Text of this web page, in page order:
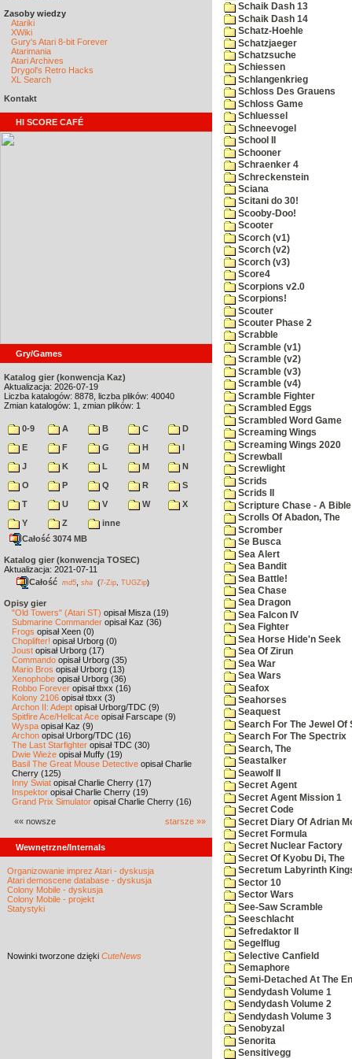
Zasoby wiedzy
Atariki
XWiki
Gury's Atari 8-bit Forever
Atarimania
Atari Archives
Drygol's Retro Hacks
XL Search
Kontakt
HI SCORE CAFÉ
Gry/Games
Katalog gier (konwencja Kaz)
Aktualizacja: 2026-07-19
Liczba katalogów: 8878, liczba plików: 40040
Zmian katalogów: 1, zmian plików: 1
0-9 A B C
D
E
F G H
I
J
K L M
N
O
P Q R
S
T
U V W
X
Y
Z
inne
Całość 3074 MB
Katalog gier (konwencja TOSEC)
Aktualizacja: 2021-07-11
Całość md5 sha (7-Zip TUGZip)
Opisy gier
"Old Towers" (Atari ST) opisał Misza (19)
Submarine Commander opisał Kaz (36)
Frogs opisał Xeen (0)
Choplifter! opisał Urborg (0)
Joust opisał Urborg (17)
Commando opisał Urborg (35)
Mario Bros opisał Urborg (13)
Xenophobe opisał Urborg (36)
Robbo Forever opisał tbxx (16)
Kolony 2106 opisał tbxx (3)
Archon II: Adept opisał Urborg/TDC (9)
Spitfire Ace/Hellcat Ace opisał Farscape (9)
Wyspa opisał Kaz (9)
Archon opisał Urborg/TDC (16)
The Last Starfighter opisał TDC (30)
Dwie Wieże opisał Muffy (19)
Basil The Great Mouse Detective opisał Charlie
Cherry (125)
Inny Świat opisał Charlie Cherry (17)
Inspektor opisał Charlie Cherry (19)
Grand Prix Simulator opisał Charlie Cherry (16)
«« nowsze starsze »»
Wewnętrzne/Internals
Organizowanie imprez Atari - dyskusja
Atari demoscene database - dyskusja
Colony Mobile - dyskusja
Colony Mobile - projekt
Statystyki
Nowinki tworzone dzięki CuteNews
Schaik Dash 13
Schaik Dash 14
Schatz-Hoehle
Schatzjaeger
Schatzsuche
Schiessen
Schlangenkrieg
Schloss Des Grauens
Schloss Game
Schluessel
Schneevogel
School II
Schooner
Schraenker 4
Schreckenstein
Sciana
Scitani do 30!
Scooby-Doo!
Scooter
Scorch (v1)
Scorch (v2)
Scorch (v3)
Score4
Scorpions v2.0
Scorpions!
Scouter
Scouter Phase 2
Scrabble
Scramble (v1)
Scramble (v2)
Scramble (v3)
Scramble (v4)
Scramble Fighter
Scrambled Eggs
Scrambled Word Game
Screaming Wings
Screaming Wings 2020
Screwball
Screwlight
Scrids
Scrids II
Scripture Chase - A Bible
Scrolls Of Abadon, The
Scromber
Se Busca
Sea Alert
Sea Bandit
Sea Battle!
Sea Chase
Sea Dragon
Sea Falcon IV
Sea Fighter
Sea Horse Hide'n Seek
Sea Of Zirun
Sea War
Sea Wars
Seafox
Seahorses
Seaquest
Search For The Jewel Of
Search For The Spectrix
Search, The
Seastalker
Seawolf II
Secret Agent
Secret Agent Mission 1
Secret Code
Secret Diary Of Adrian
Secret Formula
Secret Nuclear Factory
Secret Of Kyobu Di, The
Secretum Labyrinth
Sector 10
Sector Wars
See-Saw Scramble
Seeschlacht
Sefredaktor II
Segelflug
Selective Canfield
Semaphore
Semi-Detached At The
Sendydash Volume 1
Sendydash Volume 2
Sendydash Volume 3
Senobyzal
Senorita
Sensitivegg